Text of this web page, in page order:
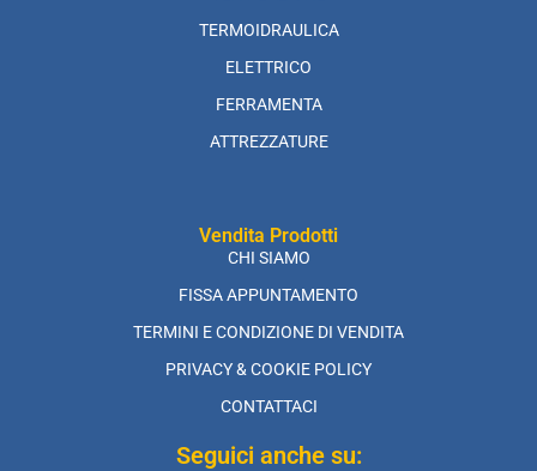
TERMOIDRAULICA
ELETTRICO
FERRAMENTA
ATTREZZATURE
Vendita Prodotti
CHI SIAMO
FISSA APPUNTAMENTO
TERMINI E CONDIZIONE DI VENDITA
PRIVACY & COOKIE POLICY
CONTATTACI
Seguici anche su: